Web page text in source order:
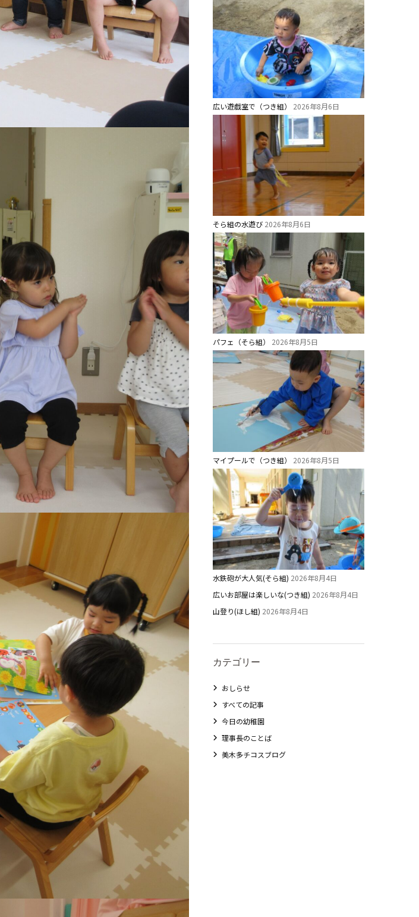
広い遊戯室で（つき組） 2026年8月6日
そら組の水遊び 2026年8月6日
パフェ（そら組） 2026年8月5日
マイプールで（つき組） 2026年8月5日
水鉄砲が大人気(そら組) 2026年8月4日
広いお部屋は楽しいな(つき組) 2026年8月4日
山登り(ほし組) 2026年8月4日
カテゴリー
おしらせ
すべての記事
今日の幼稚園
理事長のことば
美木多チコスブログ
園児募集要項
美⽊多チコス
美⽊多チコスについて
美⽊多チコスブログ
未就園児クラス
2歳児ひとり登園［ゆず組 ]